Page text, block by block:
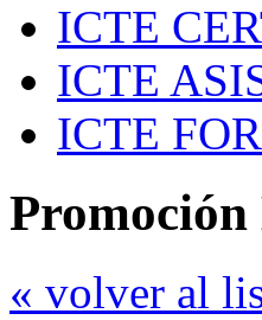
ICTE
ICTE
ICTE
Promoción
« volver al